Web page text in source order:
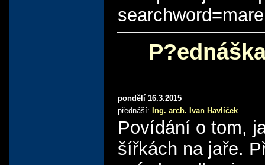
pondělí 16.3.2015
přednáší: Ing. arch. Ivan Havlíček
Povídání o tom,
šířkách na jaře.